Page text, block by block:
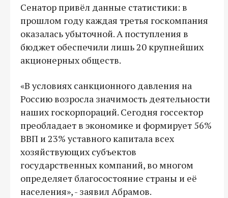
Сенатор привёл данные статистики: в
прошлом году каждая третья госкомпания
оказалась убыточной. А поступления в
бюджет обеспечили лишь 20 крупнейших
акционерных обществ.
«В условиях санкционного давления на
Россию возросла значимость деятельности
наших госкорпораций. Сегодня госсектор
преобладает в экономике и формирует 56%
ВВП и 23% уставного капитала всех
хозяйствующих субъектов
государственных компаний, во многом
определяет благосостояние страны и её
населения», - заявил Абрамов.